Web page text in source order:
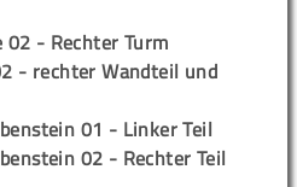
02 - Rechter Turm
- rechter Wandteil und
01 - Linker Teil
02 - Rechter Teil